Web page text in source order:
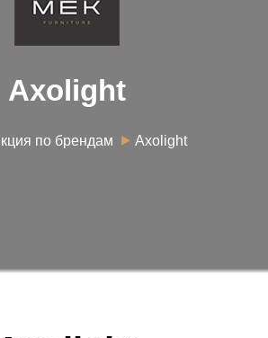
Axolight
по брендам Axolight